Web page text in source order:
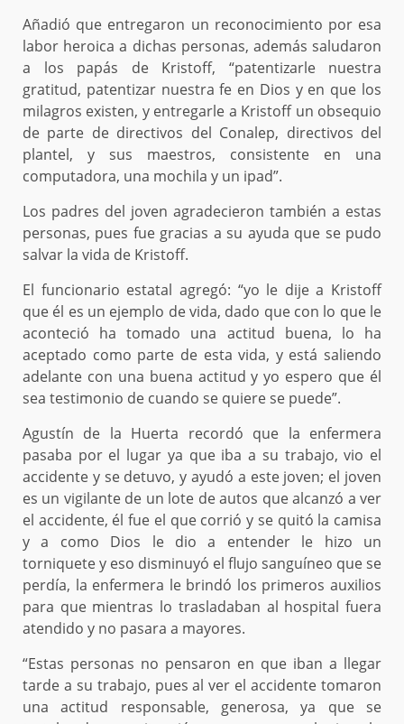
Añadió que entregaron un reconocimiento por esa
labor heroica a dichas personas, además saludaron
a los papás de Kristoff, “patentizarle nuestra
gratitud, patentizar nuestra fe en Dios y en que los
milagros existen, y entregarle a Kristoff un obsequio
de parte de directivos del Conalep, directivos del
plantel, y sus maestros, consistente en una
computadora, una mochila y un ipad”.
Los padres del joven agradecieron también a estas
personas, pues fue gracias a su ayuda que se pudo
salvar la vida de Kristoff.
El funcionario estatal agregó: “yo le dije a Kristoff
que él es un ejemplo de vida, dado que con lo que le
aconteció ha tomado una actitud buena, lo ha
aceptado como parte de esta vida, y está saliendo
adelante con una buena actitud y yo espero que él
sea testimonio de cuando se quiere se puede”.
Agustín de la Huerta recordó que la enfermera
pasaba por el lugar ya que iba a su trabajo, vio el
accidente y se detuvo, y ayudó a este joven; el joven
es un vigilante de un lote de autos que alcanzó a ver
el accidente, él fue el que corrió y se quitó la camisa
y a como Dios le dio a entender le hizo un
torniquete y eso disminuyó el flujo sanguíneo que se
perdía, la enfermera le brindó los primeros auxilios
para que mientras lo trasladaban al hospital fuera
atendido y no pasara a mayores.
“Estas personas no pensaron en que iban a llegar
tarde a su trabajo, pues al ver el accidente tomaron
una actitud responsable, generosa, ya que se